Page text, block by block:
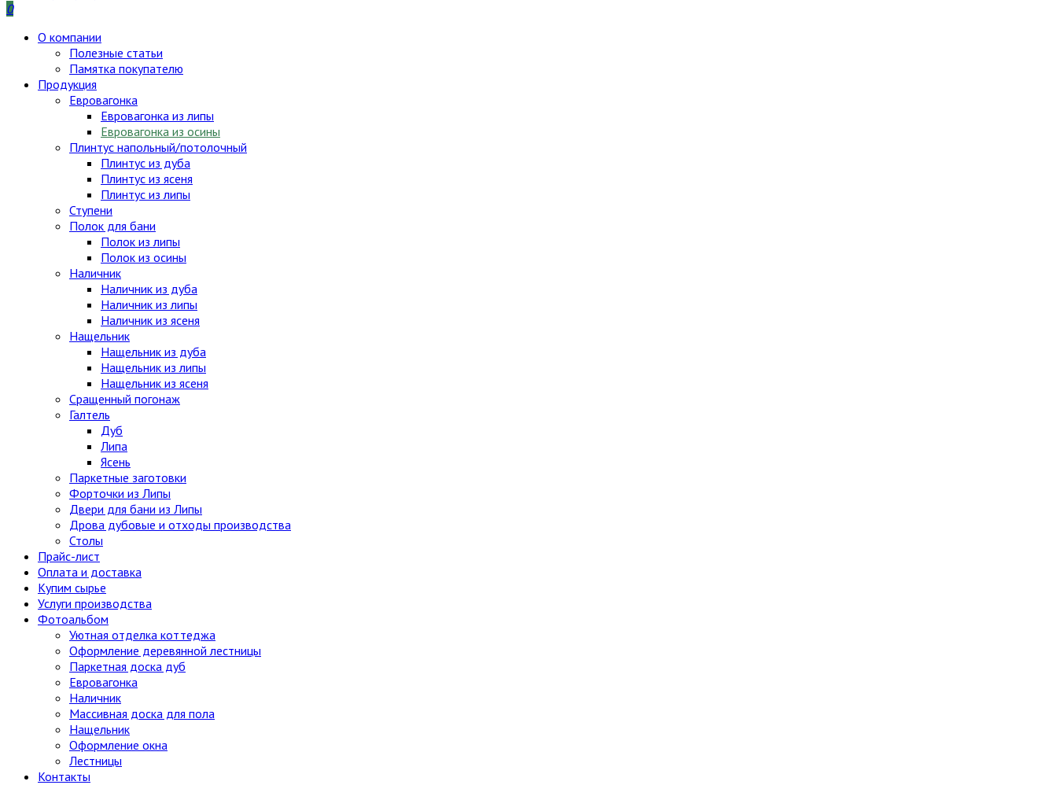
0
О компании
Полезные статьи
Памятка покупателю
Продукция
Евровагонка
Евровагонка из липы
Евровагонка из осины
Плинтус напольный/потолочный
Плинтус из дуба
Плинтус из ясеня
Плинтус из липы
Ступени
Полок для бани
Полок из липы
Полок из осины
Наличник
Наличник из дуба
Наличник из липы
Наличник из ясеня
Нащельник
Нащельник из дуба
Нащельник из липы
Нащельник из ясеня
Сращенный погонаж
Галтель
Дуб
Липа
Ясень
Паркетные заготовки
Форточки из Липы
Двери для бани из Липы
Дрова дубовые и отходы производства
Столы
Прайс-лист
Оплата и доставка
Купим сырье
Услуги производства
Фотоальбом
Уютная отделка коттеджа
Оформление деревянной лестницы
Паркетная доска дуб
Евровагонка
Наличник
Массивная доска для пола
Нащельник
Оформление окна
Лестницы
Контакты